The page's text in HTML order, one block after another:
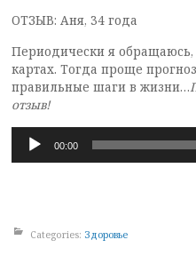
ОТЗЫВ: Аня, 34 года
Периодически я
картах. Тогда проще
правильные шаги в жизни…
отзыв!
Аудиоплеер
00:00
Categories: Здоровье